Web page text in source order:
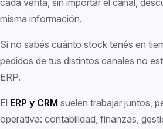
cada venta, sin importar el canal,
misma información.
Si no sabés cuánto stock tenés en
pedidos de tus distintos canales no
ERP.
El ERP y CRM suelen trabajar juntos,
operativa: contabilidad, finanzas,